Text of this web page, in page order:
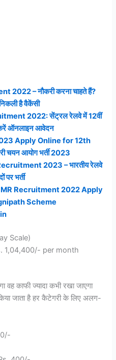
2022 – नौकरी करना चाहते हैं?
है वैकेंसी
2022: सेंट्रल रेलवे में 12वीं
करें ऑनलाइन आवेदन
Apply Online for 12th
चयन आयोग भर्ती 2023
2023 – भारतीय रेलवे
पर भर्ती
Recruitment 2022 Apply
Scheme
Scale)
1,04,400/- per month
वह काफी ज्यादा कभी रखा जाएगा
जाता है हर कैटेगरी के लिए अलग-